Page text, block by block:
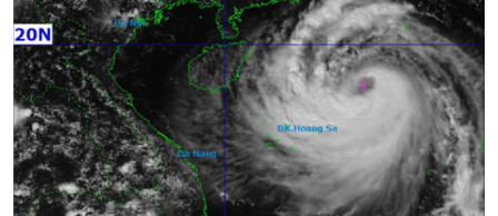
Chuyên mục
Theo dòng Thời sự